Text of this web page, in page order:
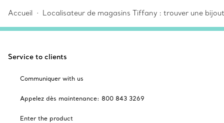
Accueil Localisateur de magasins Tiffany : trouver une
Service to clients
Communiquer with us
Appelez dès maintenance: 800 843 3269
Enter the product